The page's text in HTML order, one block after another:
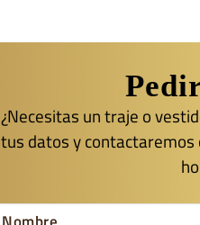
¿Necesitas un traje o
tus datos y